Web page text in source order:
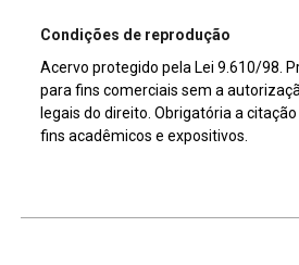
Condições de reprodução
Acervo protegido pela Lei 9.610/98.
para fins comerciais sem a
legais do direito. Obrigatória a
fins acadêmicos e expositivos.